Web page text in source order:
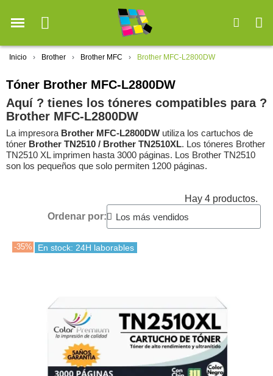
Inicio Brother Brother MFC Brother MFC-L2800DW
Tóner Brother MFC-L2800DW
Aquí ? tienes los tóneres compatibles para ?️
Brother MFC-L2800DW
La impresora Brother MFC-L2800DW utiliza los cartuchos de
tóner Brother TN2510 / Brother TN2510XL. Los tóneres Brother
TN2510 XL imprimen hasta 3000 páginas. Los Brother TN2510
son los pequeños que solo permiten 1200 páginas.
Hay 4 productos.
Ordenar por:
-35% En stock: 24H laborables